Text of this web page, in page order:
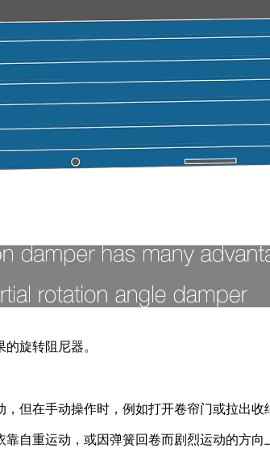
旋转阻尼器。
但在手动操作时，例如打开卷帘门或拉出
自重运动，或因弹簧回卷而剧烈运动的方向